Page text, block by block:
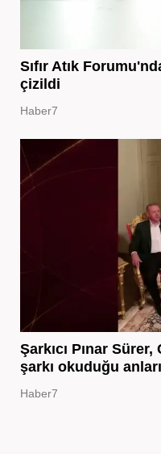
Sıfır Atık
çizildi
Haber7
Şarkıcı Pınar
şarkı okuduğu
Haber7